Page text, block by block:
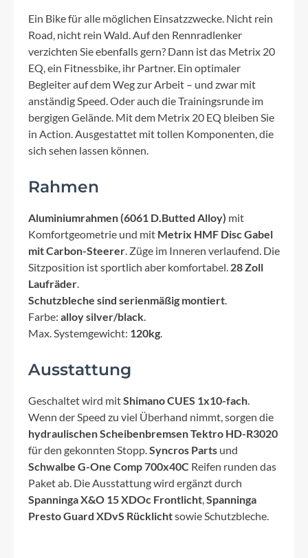
Ein Bike für alle möglichen Einsatzzwecke. Nicht rein
Road, nicht rein Wald. Auf den Rennradlenker
verzichten Sie ebenfalls gern? Dann ist das Metrix 20
EQ, ein Fitnessbike, ihr Partner. Ein optimaler
Begleiter auf dem Weg zur Arbeit – und zwar mit
anständig Speed. Oder auch die Trainingsrunde im
bergigen Gelände. Mit dem Metrix 20 EQ bleiben Sie
in Action. Ausgestattet mit tollen Komponenten, die
sich sehen lassen können.
Rahmen
Aluminiumrahmen (6061 D.Butted Alloy) mit
Komfortgeometrie und mit Metrix HMF Disc Gabel
mit Carbon-Steerer. Züge im Inneren verlaufend. Die
Sitzposition ist sportlich aber komfortabel. 28 Zoll
Laufräder.
Schutzbleche sind serienmäßig montiert.
Farbe: alloy silver/black.
Max. Systemgewicht: 120kg.
Ausstattung
Geschaltet wird mitShimano CUES 1x10-fach.
Wenn der Speed zu viel Überhand nimmt, sorgen die
hydraulischen Scheibenbremsen Tektro HD-R3020
für den gekonnten Stopp.Syncros Parts und
Schwalbe G-One Comp 700x40C Reifen runden das
Paket ab. Die Ausstattung wird ergänzt durch
Spanninga X&O 15 XDOc Frontlicht,Spanninga
Presto Guard XDvS Rücklichtsowie Schutzbleche.